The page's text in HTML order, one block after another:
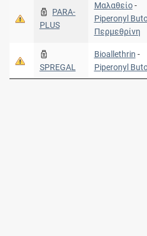
PARA-
PLUS
Μαλαθείο-
Piperonyl
Περμεθρίνη
SPREGAL
Bioallethrin -
Piperonyl